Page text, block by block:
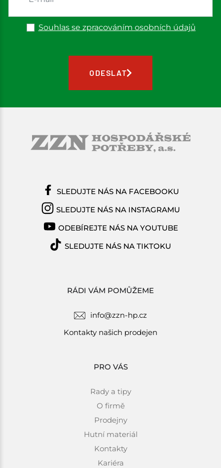
Souhlas se zpracováním osobních údajů
ODESLAT
RÁDI VÁM POMŮŽEME
info@zzn-hp.cz
Kontakty našich prodejen
PRO VÁS
Rady a tipy
O firmě
Prodejny
Hutní materiál
Kontakty
Kariéra
SLEDUJTE NÁS NA FACEBOOKU
SLEDUJTE NÁS NA INSTAGRAMU
ODEBÍREJTE NÁS NA YOUTUBE
SLEDUJTE NÁS NA TIKTOKU